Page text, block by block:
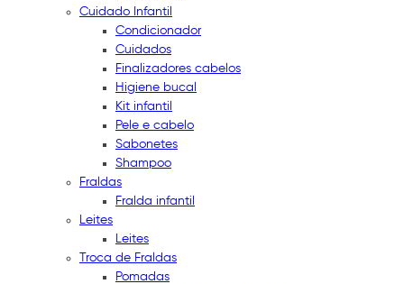
Cuidado Infantil
Condicionador
Cuidados
Finalizadores cabelos
Higiene bucal
Kit infantil
Pele e cabelo
Sabonetes
Shampoo
Fraldas
Fralda infantil
Leites
Leites
Troca de Fraldas
Pomadas